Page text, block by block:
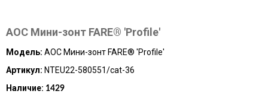
AOC Мини-зонт FARE® 'Profile'
Модель: AOC Мини-зонт FARE® 'Profile'
Артикул: NTEU22-580551/cat-36
Наличие: 1429